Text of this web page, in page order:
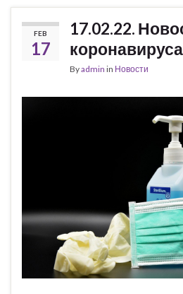
FEB
17
17.02.22.
Byadmin in Новости